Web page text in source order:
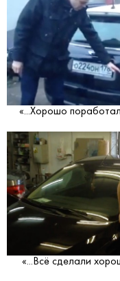
«...Хорошо
«...Всё сделали